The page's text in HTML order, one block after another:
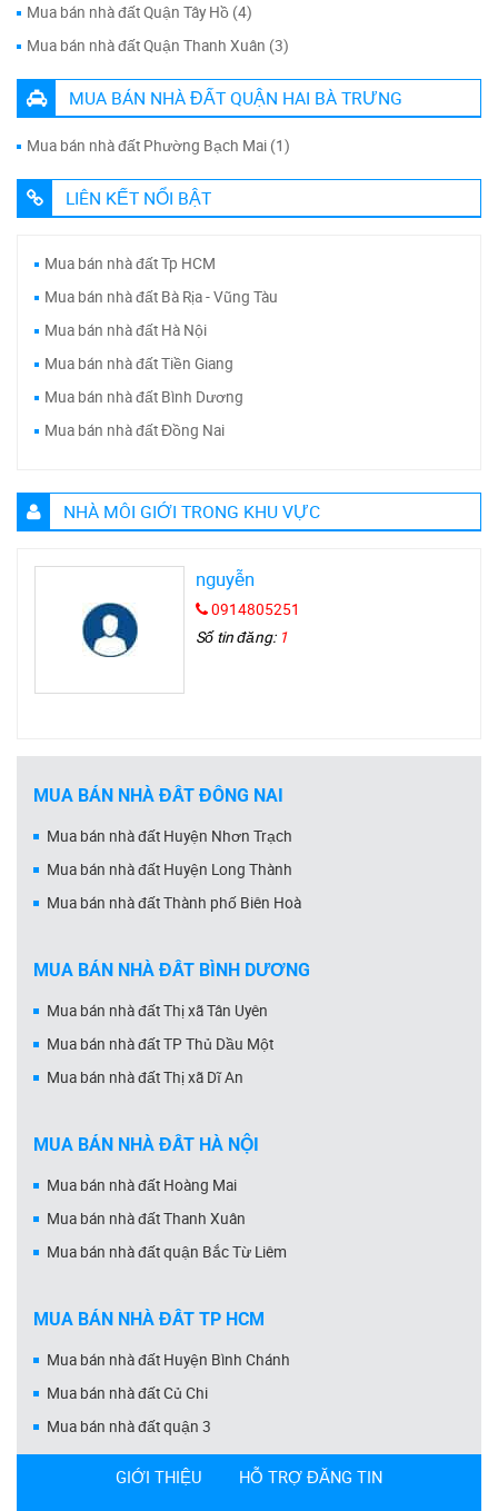
Mua bán nhà đất Quận Tây Hồ (4)
Mua bán nhà đất Quận Thanh Xuân (3)
MUA BÁN NHÀ ĐẤT QUẬN HAI BÀ TRƯNG
Mua bán nhà đất Phường Bạch Mai (1)
LIÊN KẾT NỔI BẬT
Mua bán nhà đất Tp HCM
Mua bán nhà đất Bà Rịa - Vũng Tàu
Mua bán nhà đất Hà Nội
Mua bán nhà đất Tiền Giang
Mua bán nhà đất Bình Dương
Mua bán nhà đất Đồng Nai
NHÀ MÔI GIỚI TRONG KHU VỰC
nguyễn
0914805251
Số tin đăng: 1
MUA BÁN NHÀ ĐẤT ĐỒNG NAI
Mua bán nhà đất Huyện Nhơn Trạch
Mua bán nhà đất Huyện Long Thành
Mua bán nhà đất Thành phố Biên Hoà
MUA BÁN NHÀ ĐẤT BÌNH DƯƠNG
Mua bán nhà đất Thị xã Tân Uyên
Mua bán nhà đất TP Thủ Dầu Một
Mua bán nhà đất Thị xã Dĩ An
MUA BÁN NHÀ ĐẤT HÀ NỘI
Mua bán nhà đất Hoàng Mai
Mua bán nhà đất Thanh Xuân
Mua bán nhà đất quận Bắc Từ Liêm
MUA BÁN NHÀ ĐẤT TP HCM
Mua bán nhà đất Huyện Bình Chánh
Mua bán nhà đất Củ Chi
Mua bán nhà đất quận 3
GIỚI THIỆU HỖ TRỢ ĐĂNG TIN